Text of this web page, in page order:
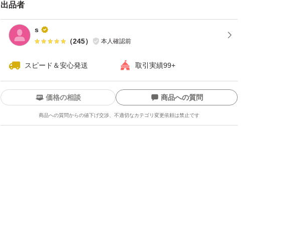
出品者
s
（245） 本人確認前
スピード＆安心発送 取引実績99+
価格の相談 商品への質問
商品への質問からの値下げ交渉、不適切なカテゴリ変更依頼は禁止です